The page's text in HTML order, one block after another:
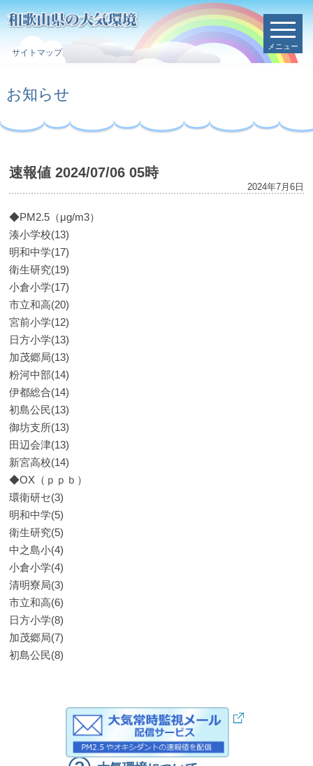
サイトマップ
メニュー
お知らせ
速報値 2024/07/06 05時
2024年7月6日
◆PM2.5（μg/m3）
湊小学校(13)
明和中学(17)
衛生研究(19)
小倉小学(17)
市立和高(20)
宮前小学(12)
日方小学(13)
加茂郷局(13)
粉河中部(14)
伊都総合(14)
初島公民(13)
御坊支所(13)
田辺会津(13)
新宮高校(14)
◆OX（ｐｐｂ）
環衛研セ(3)
明和中学(5)
衛生研究(5)
中之島小(4)
小倉小学(4)
清明寮局(3)
市立和高(6)
日方小学(8)
加茂郷局(7)
初島公民(8)